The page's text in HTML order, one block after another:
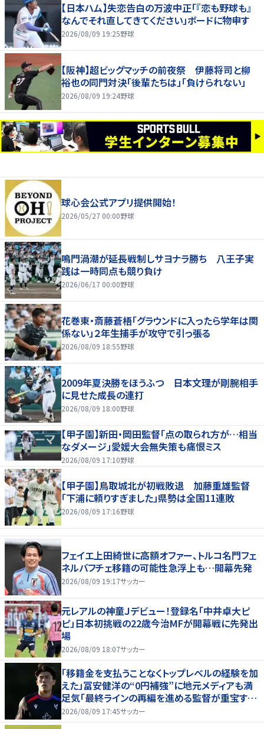
【日本ハム】失恋告白の万波中正「『恋も野球も』
なんでそれ直してきてください」ボードに物申す
2026/08/09 19:25野球
【阪神】超ビッグマッチの前夜祭 伊藤将司と柳
裕也の同門対決「後輩たちは」「負けられない」
2026/08/09 19:24野球
球心会公式アプリ提供開始！
2026/05/27 00:00野球
鳴門渦潮が延長戦制しサヨナラ勝ち 八王子実
践は一時同点も競り負け
2026/06/17 00:00野球
花巻東・斎藤蒼梧「グラウンドに入ったら学年は関
係ない」２年生捕手が攻守で引っ張る
2026/08/09 18:55野球
2009年夏決勝をほうふつ 日本文理が剛腕相手
に見せた成長の連打
2026/08/09 18:00野球
【甲子園】新田・岡田監督「点の取られ方が…相当
なダメージ」愛媛大会無失策も痛恨ミス
2026/08/09 17:10野球
【甲子園】鳥取城北が初戦敗退 加藤重雄監督
「下浦に頼りすぎました」県勢は全国11連敗
2026/08/09 17:16野球
フェイエ上田綺世に高額オファー、トルコ名門フェ
ネルバフチェ移籍の可能性急浮上も…開幕先発
2026/08/09 19:17サッカー
元レアルの神童Ｊデビュー！登録名「中井卓大ピ
ピ」日本初挑戦の22歳今治MFが開幕戦に先発出
場
2026/08/09 18:07サッカー
「移籍金を支払うことなくトップレベルの経験を加
えた」冨安健洋の“0円補強”に地元メディアも満
足気「最終ラインの再編を進める監督が重宝する
柔軟性を備えている」
2026/08/09 17:45サッカー